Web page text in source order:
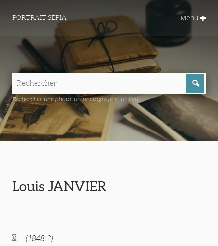
PORTRAIT SÉPIA Menu
Rechercher une photo, un photographe, un lieu...
Louis JANVIER
(1848-?)